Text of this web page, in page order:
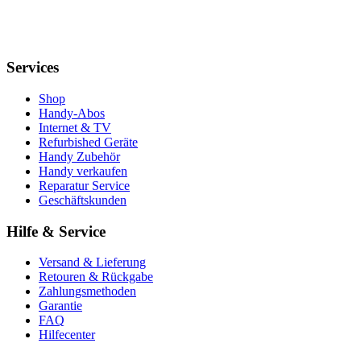
Services
Shop
Handy-Abos
Internet & TV
Refurbished Geräte
Handy Zubehör
Handy verkaufen
Reparatur Service
Geschäftskunden
Hilfe & Service
Versand & Lieferung
Retouren & Rückgabe
Zahlungsmethoden
Garantie
FAQ
Hilfecenter